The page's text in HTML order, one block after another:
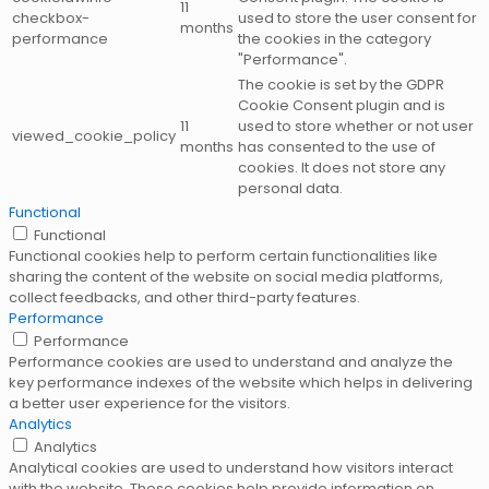
checkbox-
performance
11
months used to store the user consent for
the cookies in the category
"Performance".
viewed_cookie_policy 11
months
The cookie is set by the GDPR
Cookie Consent plugin and is
used to store whether or not user
has consented to the use of
cookies. It does not store any
personal data.
Functional
Functional
Functional cookies help to perform certain functionalities like
sharing the content of the website on social media platforms,
collect feedbacks, and other third-party features.
Performance
Performance
Performance cookies are used to understand and analyze the
key performance indexes of the website which helps in delivering
a better user experience for the visitors.
Analytics
Analytics
Analytical cookies are used to understand how visitors interact